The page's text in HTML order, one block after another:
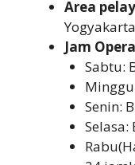
Area
Jam
Sabtu:
Senin:
Selasa: